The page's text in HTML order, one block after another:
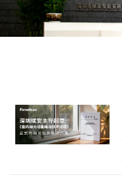
育馆、大型仓库和隧
间等，其建筑结构特
火灾隐患多。一旦发
传统的火灾关测器无
及时缺发，不能及早
和有效扑救火火，这